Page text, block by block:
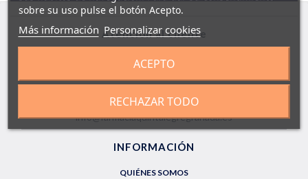
Atención al cliente
info@farmaciaquintalegregranada.es
INFORMACIÓN
QUIÉNES SOMOS
sobre su uso pulse el botón Acepto.
Más información Personalizar cookies
RECHAZAR TODO
ACEPTO